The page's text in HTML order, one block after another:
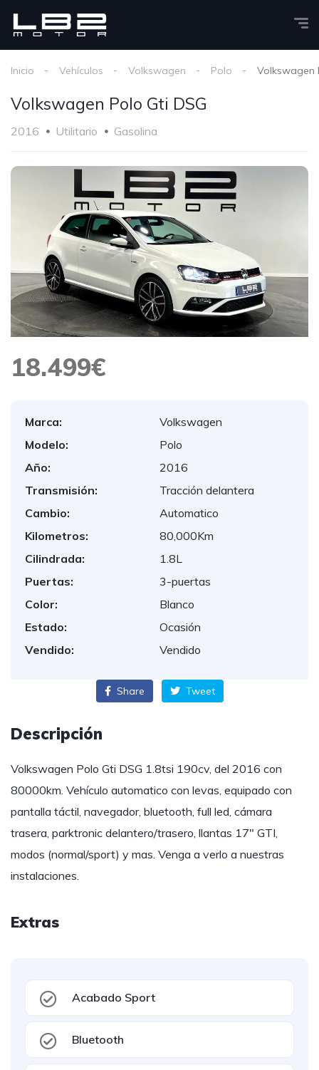
Inicio Vehículos Volkswagen Polo Volkswagen
Volkswagen Polo Gti DSG
2016 Utilitario Gasolina
18.499€
Marca:
Volkswagen
Modelo:
Polo
Año:
2016
Transmisión:
Tracción delantera
Cambio:
Automatico
Kilometros:
80,000Km
Cilindrada:
1.8L
Puertas:
3-puertas
Color:
Blanco
Estado:
Ocasión
Vendido:
Vendido
Share Tweet
Descripción
Volkswagen Polo Gti DSG 1.8tsi 190cv, del 2016 con
80000km. Vehículo automatico con levas, equipado con
pantalla táctil, navegador, bluetooth, full led, cámara
trasera, parktronic delantero/trasero, llantas 17″ GTI,
modos (normal/sport) y mas. Venga a verlo a nuestras
instalaciones.
Extras
Acabado Sport
Bluetooth